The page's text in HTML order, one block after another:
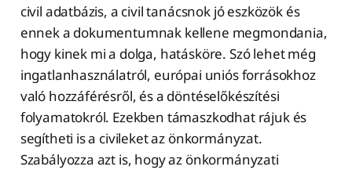
civil adatbázis, a civil tanácsnok jó eszközök és
ennek a dokumentumnak kellene megmondania,
hogy kinek mi a dolga, hatásköre. Szó lehet még
ingatlanhasználatról, európai uniós forrásokhoz
való hozzáférésről, és a döntéselőkészítési
folyamatokról. Ezekben támaszkodhat rájuk és
segítheti is a civileket az önkormányzat.
Szabályozza azt is, hogy az önkormányzati